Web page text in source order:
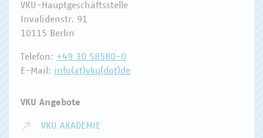
VKU-Hauptgeschäftsstelle
Invalidenstr. 91
10115 Berlin
Telefon: +49 30 58580-0
E-Mail: info(at)vku(dot)de
VKU Angebote
VKU AKADEMIE